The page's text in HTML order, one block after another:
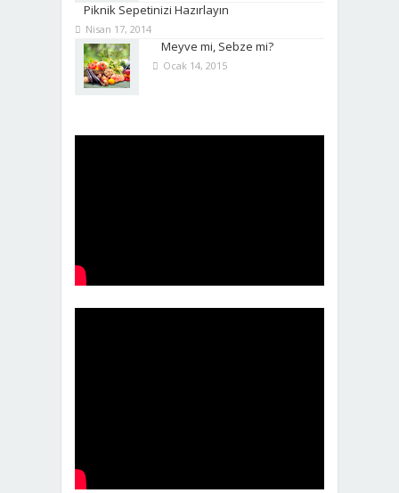
Piknik Sepetinizi Hazırlayın
Nisan 17, 2014
Meyve mi, Sebze mi?
Ocak 14, 2015